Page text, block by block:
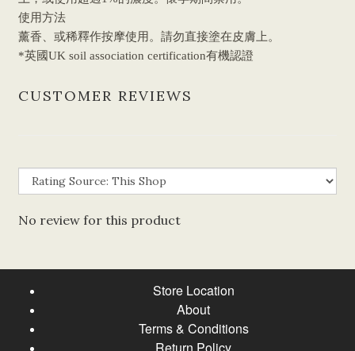
使用方法
薰香、或稀釋作按摩使用。請勿直接塗在皮膚上。
*英國UK soil association certification有機認證
CUSTOMER REVIEWS
No review for this product
Store Location
About
Terms & Conditions